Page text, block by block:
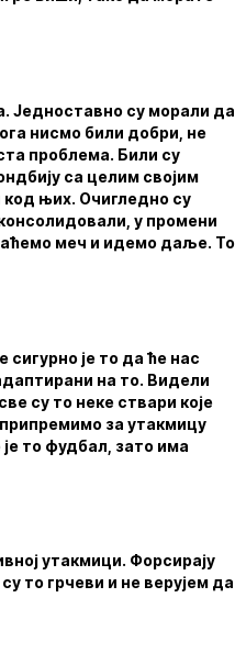
Једноставно су морали да
нисмо били добри, не
проблема. Били су
са целим својим
њих. Очигледно су
у промени
меч и идемо даље. То
је то да ће нас
на то. Видели
су то неке ствари које
за утакмицу
то фудбал, зато има
утакмици. Форсирају
то грчеви и не верујем да